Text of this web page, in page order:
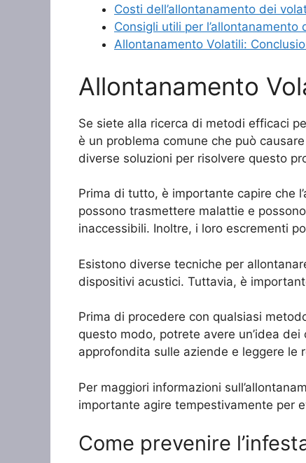
Costi dell’allontanamento dei
Consigli utili per l’allontanamento
Allontanamento Volatili:
Allontanamento
Se siete alla ricerca di metodi efficaci
è un problema comune che può
diverse soluzioni per risolvere questo
Prima di tutto, è importante capire che
possono trasmettere malattie e
inaccessibili. Inoltre, i loro escrementi
Esistono diverse tecniche per
dispositivi acustici. Tuttavia, è
Prima di procedere con qualsiasi
questo modo, potrete avere un’idea
approfondita sulle aziende e leggere le
Per maggiori informazioni
importante agire tempestivamente per
Come prevenire